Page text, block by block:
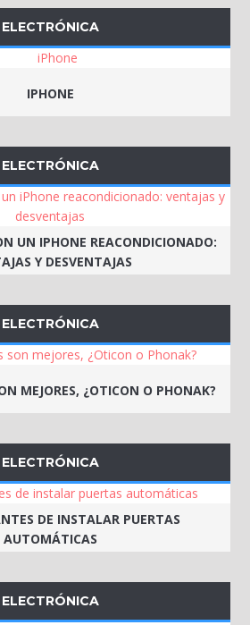
ELECTRÓNICA
IPHONE
ELECTRÓNICA
UN IPHONE REACONDICIONADO:
Y DESVENTAJAS
ELECTRÓNICA
MEJORES, ¿OTICON O PHONAK?
ELECTRÓNICA
DE INSTALAR PUERTAS
AUTOMÁTICAS
ELECTRÓNICA